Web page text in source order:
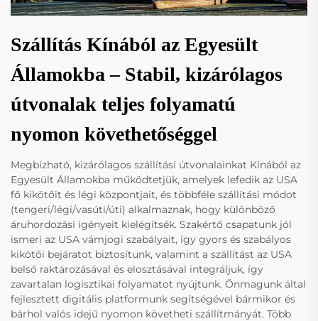
Szállítás Kínából az Egyesült
Államokba – Stabil, kizárólagos
útvonalak teljes folyamatú
nyomon követhetőséggel
Megbízható, kizárólagos szállítási útvonalainkat Kínából az
Egyesült Államokba működtetjük, amelyek lefedik az USA
fő kikötőit és légi központjait, és többféle szállítási módot
(tengeri/légi/vasúti/úti) alkalmaznak, hogy különböző
áruhordozási igényeit kielégítsék. Szakértő csapatunk jól
ismeri az USA vámjogi szabályait, így gyors és szabályos
kikötői bejáratot biztosítunk, valamint a szállítást az USA
belső raktározásával és elosztásával integráljuk, így
zavartalan logisztikai folyamatot nyújtunk. Önmagunk által
fejlesztett digitális platformunk segítségével bármikor és
bárhol valós idejű nyomon követheti szállítmányát. Több